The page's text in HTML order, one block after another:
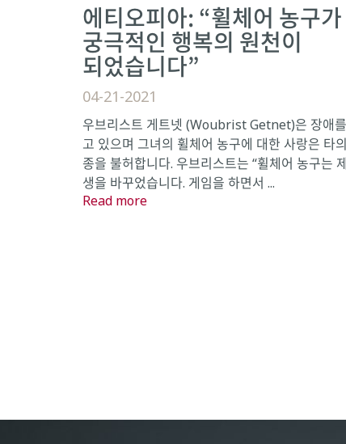
에티오피아: “휠체어 농구가
궁극적인 행복의 원천이
되었습니다”
04-21-2021
우브리스트 게트넷 (Woubrist Getnet)은 장애
고 있으며 그녀의 휠체어 농구에 대한 사랑은 타
종을 불허합니다. 우브리스트는 “휠체어 농구는
생을 바꾸었습니다. 게임을 하면서 ...
Read more